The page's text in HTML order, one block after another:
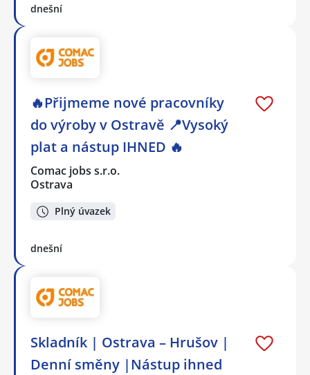
dnešní
🔥Přijmeme nové pracovníky
do výroby v Ostravě 📍Vysoký
plat a nástup IHNED 🔥
Comac jobs s.r.o.
Ostrava
Plný úvazek
dnešní
Skladník | Ostrava – Hrušov |
Denní směny |Nástup ihned